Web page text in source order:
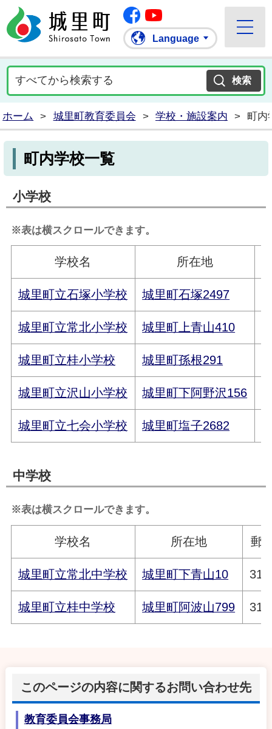
城里町ホームページ
Facebook
Language
ホーム > 城里町教育委員会 > 学校・施設案内 > 町内
町内学校一覧
小学校
※表は横スクロールできます。
学校名 所在地
城里町立石塚小学校 城里町石塚2497
城里町立常北小学校 城里町上青山410
城里町立桂小学校 城里町孫根291
城里町立沢山小学校 城里町下阿野沢156
城里町立七会小学校 城里町塩子2682
中学校
※表は横スクロールできます。
学校名 所在地 郵
城里町立常北中学校 城里町下青山10
城里町立桂中学校 城里町阿波山799
このページの内容に関するお問い合わせ先
教育委員会事務局